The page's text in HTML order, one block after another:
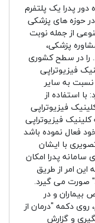
پدرا یک پلتفرم
حوزه های پزشکی
از جمله نوبت
پزشکی،
را در سطح کشوری
فیزیوتراپی
نسبت به سایر
استفاده از
فیزیوتراپی
فیزیوتراپی
فعال نموده باشد
با ایشان
سامانه پدرا امکان
امر از طریق
صورت می گیرد.
بیماران و در
روی دکمه "درمان از
و گزارش